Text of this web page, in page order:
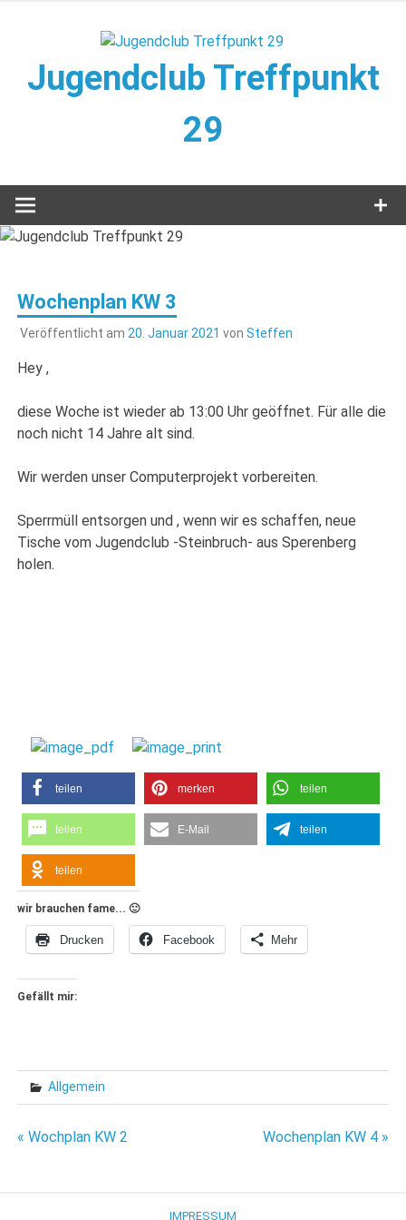
Jugendclub Treffpunkt
29
Wochenplan KW 3
Veröffentlicht am 20. Januar 2021 von Steffen
Hey ,
diese Woche ist wieder ab 13:00 Uhr geöffnet. Für alle die
noch nicht 14 Jahre alt sind.
Wir werden unser Computerprojekt vorbereiten.
Sperrmüll entsorgen und , wenn wir es schaffen, neue
Tische vom Jugendclub -Steinbruch- aus Sperenberg
holen.
teilen merken teilen
teilen E-Mail teilen
teilen
wir brauchen fame... 🙂
Drucken Facebook Mehr
Gefällt mir:
Allgemein
Beitragsnavigation
« Wochplan KW 2 Wochenplan KW 4 »
IMPRESSUM